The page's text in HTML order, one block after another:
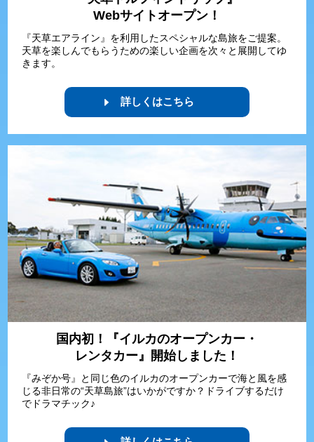
Webサイトオープン！
『天草エアライン』を利用したスペシャルな島旅をご提案。
天草を楽しんでもらうための楽しい企画を次々と展開してゆ
きます。
詳しくはこちら
国内初！『イルカのオープンカー・
レンタカー』開始しました！
『みぞか号』と同じ色のイルカのオープンカーで海と風を感
じる非日常の“天草島旅”はいかがですか？ドライブするだけ
でドラマチック♪